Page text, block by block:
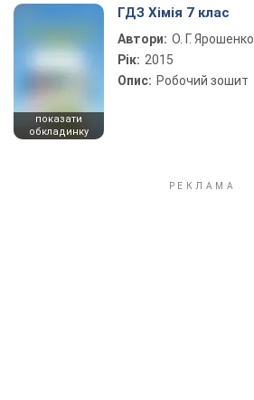
показати
обкладинку
ГДЗ Хімія 7 клас
Автори: О. Г. Ярошенко
Рік: 2015
Опис: Робочий зошит